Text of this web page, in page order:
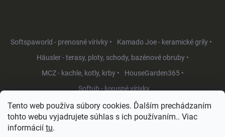
Tento web používa súbory cookies. Ďalším prechádzaním
tohto webu vyjadrujete súhlas s ich používaním.. Viac
informácií tu.
Softspaworld - prenosné vírivky •
Kamado Joe - keramické grily •
Häusler - terasy, ploty, schody, bazénové obruby •
MCZ - kachle, kotly, krby •
HouseGarden365 •
Softub - luxusné vírivky